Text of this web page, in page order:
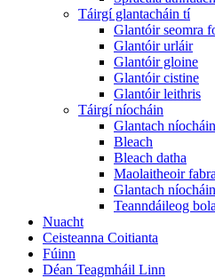
Táirgí glantacháin tí
Glantóir seomra
Glantóir urláir
Glantóir gloine
Glantóir cistine
Glantóir leithris
Táirgí níocháin
Glantach
Bleach
Bleach datha
Maolaitheoir
Glantach níocháin
Teanndáileog
Nuacht
Ceisteanna Coitianta
Fúinn
Déan Teagmháil Linn